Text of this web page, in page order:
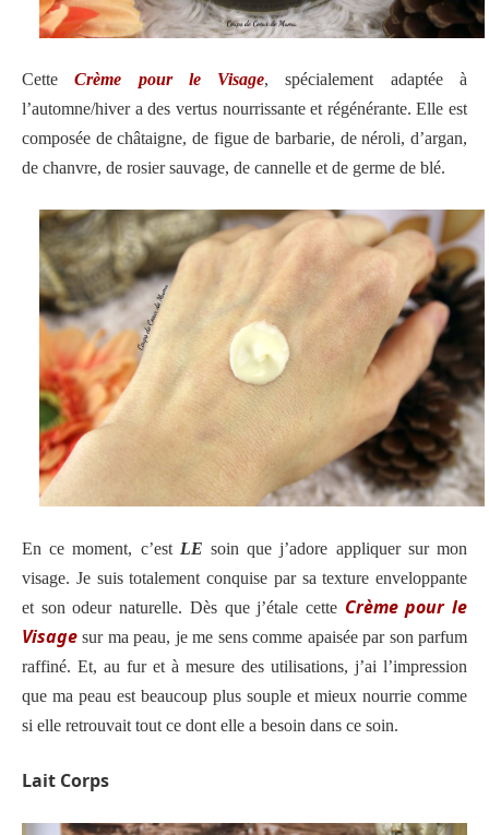
CetteCrème pour le Visage, spécialement adaptée à
l’automne/hiver a des vertus nourrissante et régénérante. Elle est
composée de châtaigne, de figue de barbarie, de néroli, d’argan,
de chanvre, de rosier sauvage, de cannelle et de germe de blé.
En ce moment, c’est LE soin que j’adore appliquer sur mon
visage. Je suis totalement conquise par sa texture enveloppante
et son odeur naturelle. Dès que j’étale cette Crème pour le
Visage sur ma peau, je me sens comme apaisée par son parfum
raffiné. Et, au fur et à mesure des utilisations, j’ai l’impression
que ma peau est beaucoup plus souple et mieux nourrie comme
si elle retrouvait tout ce dont elle a besoin dans ce soin.
Lait Corps